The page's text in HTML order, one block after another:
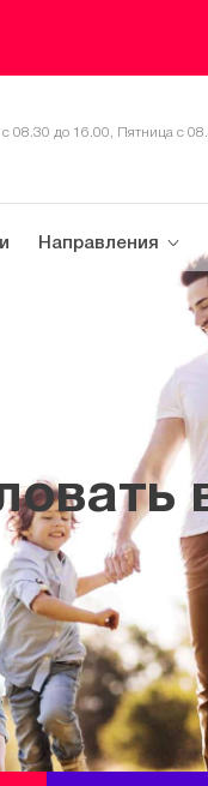
08.30 до 16.00, Пятница с
Направления